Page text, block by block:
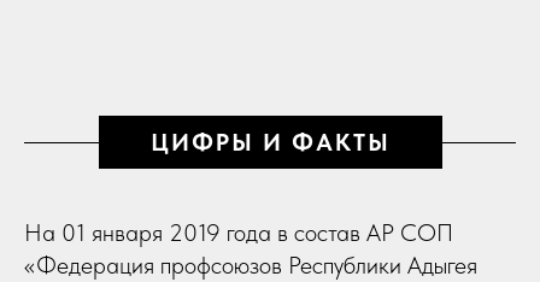
ЦИФРЫ И ФАКТЫ
На 01 января 2019 года в состав АР СОП
«Федерация профсоюзов Республики Адыгея